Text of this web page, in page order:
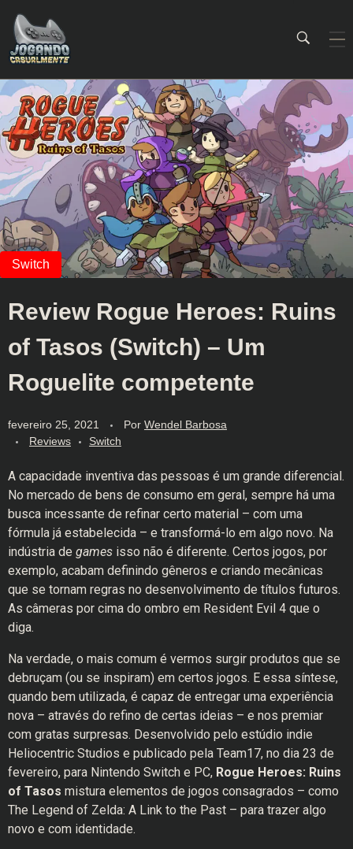
Jogando Casualmente
Conteúdo family friendly sobre games! Desde 2019 analisando jogos.
Review Rogue Heroes: Ruins
of Tasos (Switch) – Um
Roguelite competente
fevereiro 25, 2021 Por Wendel Barbosa
Reviews
Switch
A capacidade inventiva das pessoas é um grande diferencial.
No mercado de bens de consumo em geral, sempre há uma
busca incessante de refinar certo material – com uma
fórmula já estabelecida – e transformá-lo em algo novo. Na
indústria de games isso não é diferente. Certos jogos, por
exemplo, acabam definindo gêneros e criando mecânicas
que se tornam regras no desenvolvimento de títulos futuros.
As câmeras por cima do ombro em Resident Evil 4 que o
diga.
Na verdade, o mais comum é vermos surgir produtos que se
debruçam (ou se inspiram) em certos jogos. E essa síntese,
quando bem utilizada, é capaz de entregar uma experiência
nova – através do refino de certas ideias – e nos premiar
com gratas surpresas. Desenvolvido pelo estúdio indie
Heliocentric Studios e publicado pela Team17, no dia 23 de
fevereiro, para Nintendo Switch e PC, Rogue Heroes: Ruins
of Tasos mistura elementos de jogos consagrados – como
The Legend of Zelda: A Link to the Past – para trazer algo
novo e com identidade.